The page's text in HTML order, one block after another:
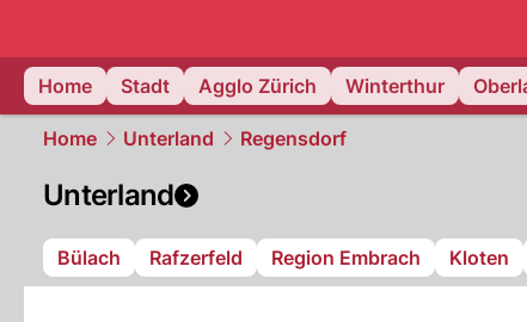
zurich.
Home
Stadt Agglo Zürich Winterthur
Home Unterland Regensdorf
Unterland
Bülach Rafzerfeld Region Embrach Kloten